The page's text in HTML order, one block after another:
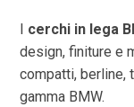
I cerchi in lega
design, finiture e
compatti, berline,
gamma BMW.